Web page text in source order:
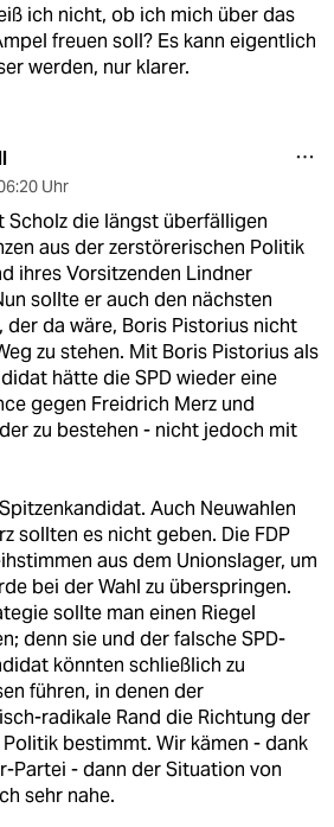
ich nicht, ob ich mich über das
freuen soll? Es kann eigentlich
werden, nur klarer.
Uhr
Scholz die längst überfälligen
aus der zerstörerischen Politik
ihres Vorsitzenden Lindner
sollte er auch den nächsten
der da wäre, Boris Pistorius nicht
zu stehen. Mit Boris Pistorius als
hätte die SPD wieder eine
gegen Freidrich Merz und
zu bestehen - nicht jedoch mit
Auch Neuwahlen
sollten es nicht geben. Die FDP
aus dem Unionslager, um
bei der Wahl zu überspringen.
sollte man einen Riegel
denn sie und der falsche SPD-
könnten schließlich zu
führen, in denen der
radikale Rand die Richtung der
bestimmt. Wir kämen - dank
Partei - dann der Situation von
sehr nahe.